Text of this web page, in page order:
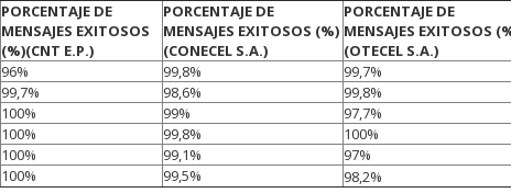
PORCENTAJE DE
MENSAJES EXITOSOS
(%)(CNT E.P.)
PORCENTAJE DE
MENSAJES EXITOSOS (%)
(CONECEL S.A.)
PORCENTAJE DE
MENSAJES EXITOSOS
(OTECEL S.A.)
96% 99,8%
99,7%
99,7% 98,6%
99,8%
100% 99%
97,7%
100% 99,8%
100%
100% 99,1%
97%
100% 99,5%
98,2%